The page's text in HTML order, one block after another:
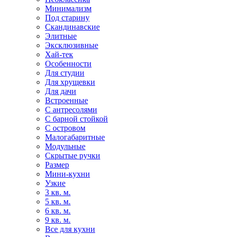
Минимализм
Под старину
Скандинавские
Элитные
Эксклюзивные
Хай-тек
Особенности
Для студии
Для хрущевки
Для дачи
Встроенные
С антресолями
С барной стойкой
С островом
Малогабаритные
Модульные
Скрытые ручки
Размер
Мини-кухни
Узкие
3 кв. м.
5 кв. м.
6 кв. м.
9 кв. м.
Все для кухни